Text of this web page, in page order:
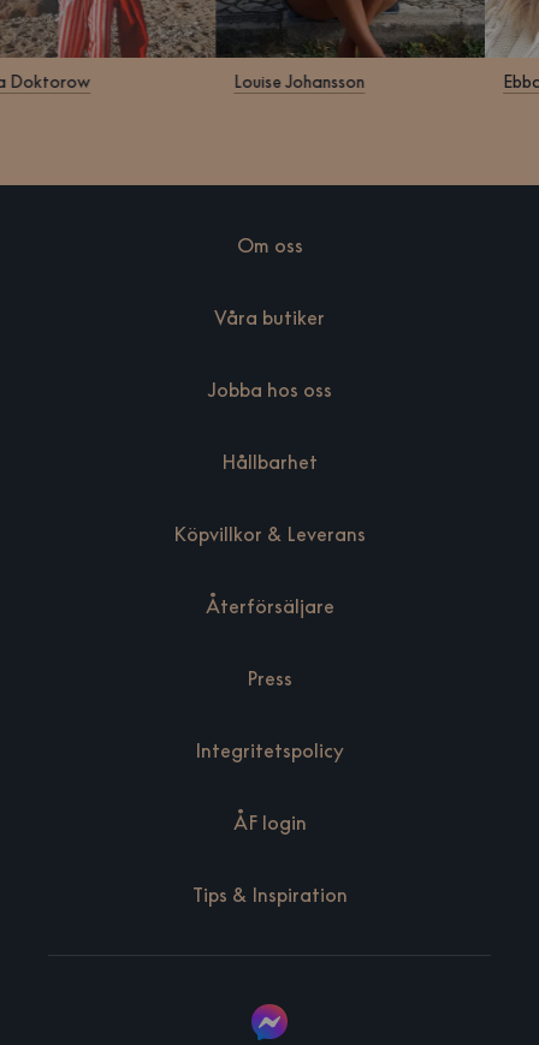
Doktorow Louise Johansson
Om oss
Våra butiker
Jobba hos oss
Hållbarhet
Köpvillkor & Leverans
Återförsäljare
Press
Integritetspolicy
ÅF login
Tips & Inspiration